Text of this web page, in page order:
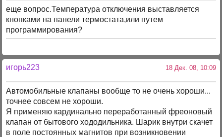
еще вопрос.Температура отключения выставляется
кнопками на панели термостата,или путем
программирования?
игорь223 18 Дек. 08, 10:09
Автомобильные клапаны вообще то не очень хороши...
точнее совсем не хороши.
Я применяю кардинально переработанный фреоновый
клапан от бытового хододильника. Шарик внутри скачет
в поле постоянных магнитов при возникновении